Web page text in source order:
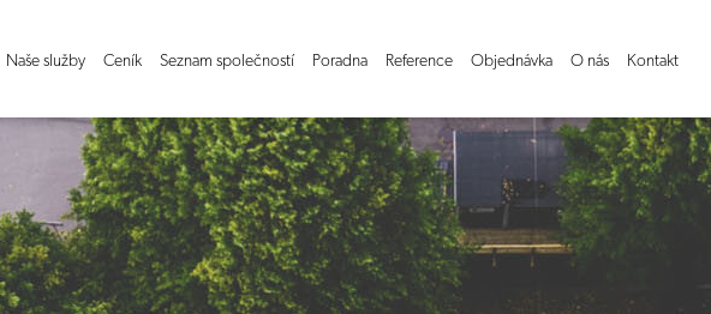
Naše služby Ceník Seznam společností Poradna Reference Objednávka O nás Kontakt